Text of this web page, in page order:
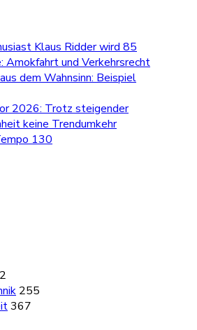
Klaus Ridder wird 85
Amokfahrt und Verkehrsrecht
dem Wahnsinn: Beispiel
2026: Trotz steigender
keine Trendumkehr
130
255
367